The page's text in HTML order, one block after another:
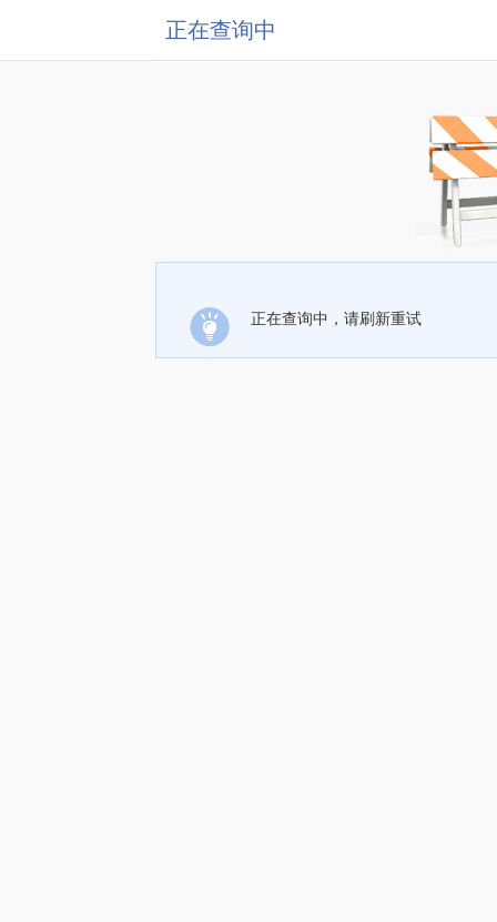
正在查询中
正在查询中，请刷新重试